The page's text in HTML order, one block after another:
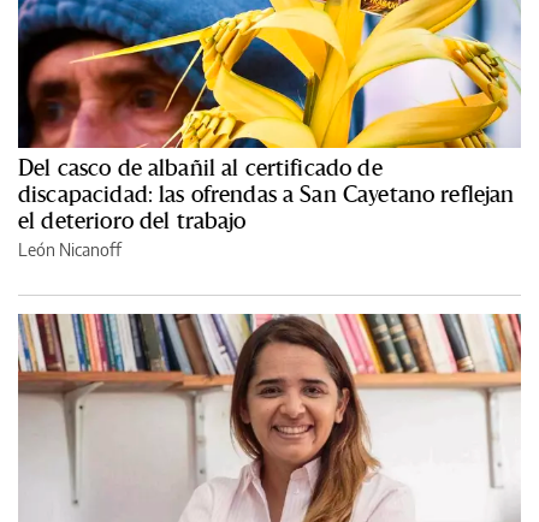
Del casco de albañil al certificado de
discapacidad: las ofrendas a San Cayetano reflejan
el deterioro del trabajo
León Nicanoff